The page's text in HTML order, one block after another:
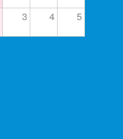
3 4 5